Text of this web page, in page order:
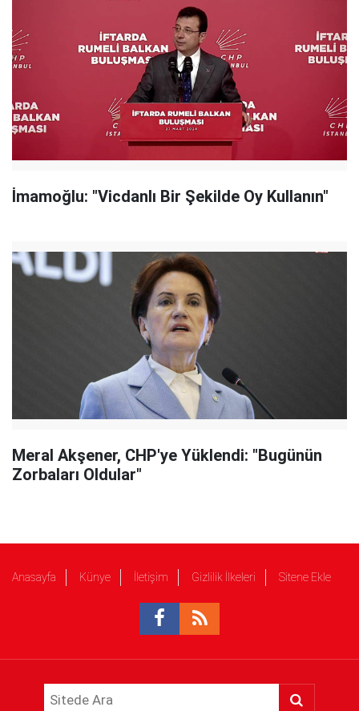
İmamoğlu: "Vicdanlı Bir Şekilde Oy Kullanın"
Meral Akşener, CHP'ye Yüklendi: "Bugünün
Zorbaları Oldular"
Anasayfa Künye İletişim Gizlilik İlkeleri Sitene Ekle